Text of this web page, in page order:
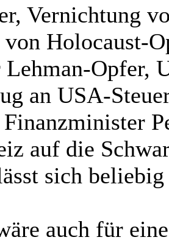
Vernichtung
von Holocaust-
Lehman-Opfer,
an USA-
auf die
sich
auch für